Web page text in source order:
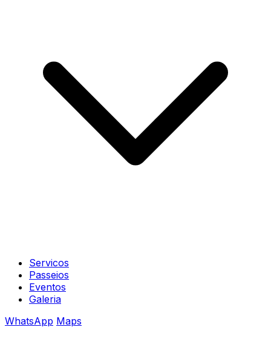
Servicos
Passeios
Eventos
Galeria
WhatsApp Maps